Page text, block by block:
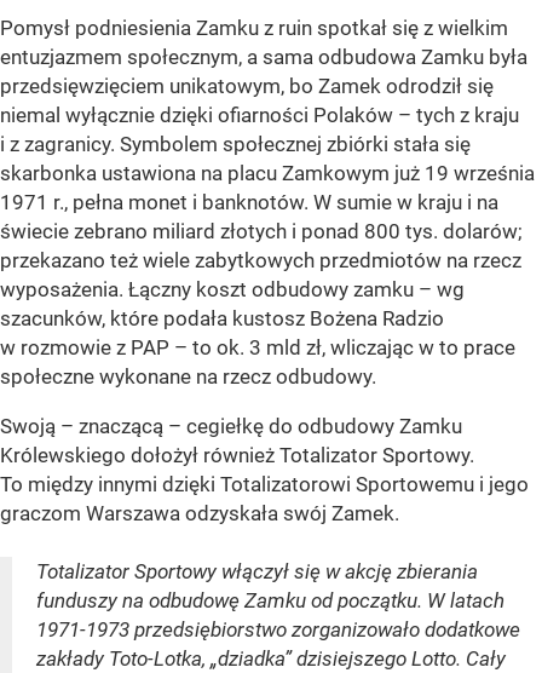
Pomysł podniesienia Zamku z ruin spotkał się z wielkim
entuzjazmem społecznym, a sama odbudowa Zamku była
przedsięwzięciem unikatowym, bo Zamek odrodził się
niemal wyłącznie dzięki ofiarności Polaków – tych z kraju
i z zagranicy. Symbolem społecznej zbiórki stała się
skarbonka ustawiona na placu Zamkowym już 19 września
1971 r., pełna monet i banknotów. W sumie w kraju i na
świecie zebrano miliard złotych i ponad 800 tys. dolarów;
przekazano też wiele zabytkowych przedmiotów na rzecz
wyposażenia. Łączny koszt odbudowy zamku – wg
szacunków, które podała kustosz Bożena Radzio
w rozmowie z PAP – to ok. 3 mld zł, wliczając w to prace
społeczne wykonane na rzecz odbudowy.
Swoją – znaczącą – cegiełkę do odbudowy Zamku
Królewskiego dołożył również Totalizator Sportowy.
To między innymi dzięki Totalizatorowi Sportowemu i jego
graczom Warszawa odzyskała swój Zamek.
Totalizator Sportowy włączył się w akcję zbierania
funduszy na odbudowę Zamku od początku. W latach
1971-1973 przedsiębiorstwo zorganizowało dodatkowe
zakłady Toto-Lotka, „dziadka” dzisiejszego Lotto. Cały